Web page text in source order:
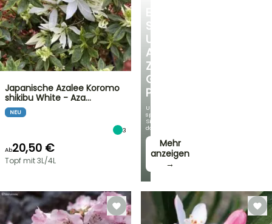
SIE
UNSERE
AUSWAHL
ZU
GÜNSTIGEN
PREISEN
Und
sparen
Sie
dabei!
Mehr
anzeigen
→
Japanische Azalee Koromo
shikibu White - Aza…
NEU
3
Ab20,50 €
Topf mit 3L/4L